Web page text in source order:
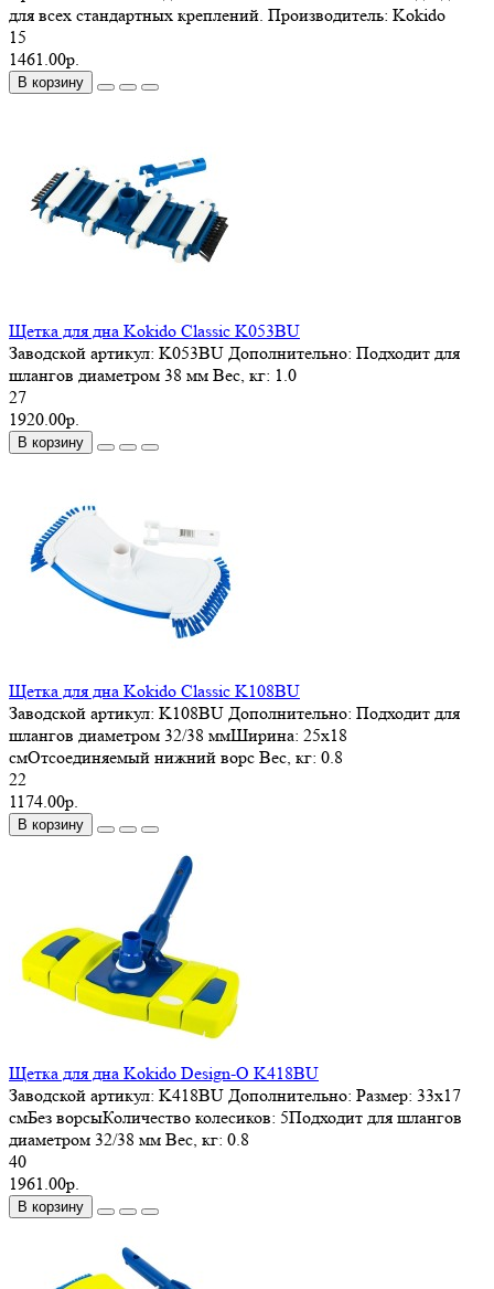
для всех стандартных креплений. Производитель: Kokido
15
1461.00р.
В корзину
Щетка для дна Kokido Classic K053BU
Заводской артикул: K053BU Дополнительно: Подходит для
шлангов диаметром 38 мм Вес, кг: 1.0
27
1920.00р.
В корзину
Щетка для дна Kokido Classic K108BU
Заводской артикул: K108BU Дополнительно: Подходит для
шлангов диаметром 32/38 ммШирина: 25х18
смОтсоединяемый нижний ворс Вес, кг: 0.8
22
1174.00р.
В корзину
Щетка для дна Kokido Design-O K418BU
Заводской артикул: K418BU Дополнительно: Размер: 33х17
смБез ворсыКоличество колесиков: 5Подходит для шлангов
диаметром 32/38 мм Вес, кг: 0.8
40
1961.00р.
В корзину